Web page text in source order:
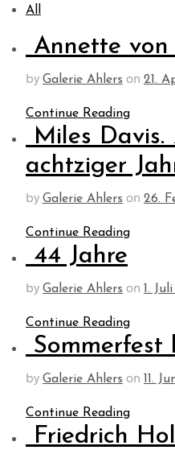
All
Annette von
by Galerie Ahlers on 21.
Continue Reading
Miles
achtziger
by Galerie Ahlers on 26.
Continue Reading
44 Jahre
by Galerie Ahlers on 1.
Continue Reading
by Galerie Ahlers on 11.
Continue Reading
Friedrich